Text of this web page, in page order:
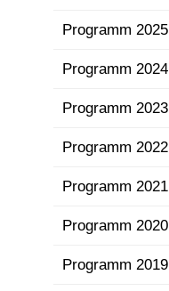
Programm 2025
Programm 2024
Programm 2023
Programm 2022
Programm 2021
Programm 2020
Programm 2019